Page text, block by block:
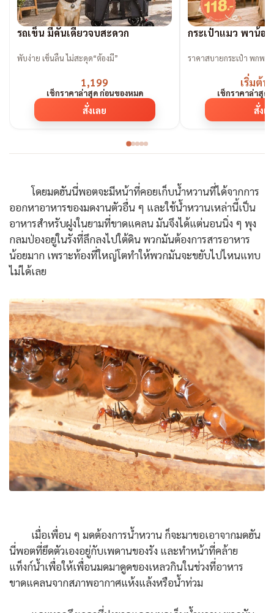
รถเข็น มีคันเดียวจบสะดวก
พับง่าย เข็นลื่น ไม่สะดุด“ต้องมี”
1,199
เช็กราคาล่าสุด ก่อนของหมด
สั่งเลย
กระเป๋าแมว พาน้อ
ราคาสบายกระเป๋า พกพา
เริ่มต้น
เช็กราคาล่าสุด
สั่งเ
โดยมดฮันนี่พอตจะมีหน้าที่คอยเก็บน้ำหวานที่ได้จากการ
ออกหาอาหารของมดงานตัวอื่น ๆ และใช้น้ำหวานเหล่านี้เป็น
อาหารสำหรับฝูงในยามที่ขาดแคลน มันจึงได้แต่นอนนิ่ง ๆ พุง
กลมป่องอยู่ในรังที่ลึกลงไปใต้ดิน พวกมันต้องการสารอาหาร
น้อยมาก เพราะท้องที่ใหญ่โตทำให้พวกมันจะขยับไปไหนแทบ
ไม่ได้เลย
เมื่อเพื่อน ๆ มดต้องการน้ำหวาน ก็จะมาขอเอาจากมดฮัน
นี่พอตที่ยึดตัวเองอยู่กับเพดานของรัง และทำหน้าที่คล้าย
แท็งก์น้ำเพื่อให้เพื่อนมดมาดูดของเหลวกินในช่วงที่อาหาร
ขาดแคลนจากสภาพอากาศแห้งแล้งหรือน้ำท่วม